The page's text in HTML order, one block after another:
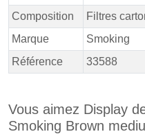
Composition
Filtres
Marque
Smoking
Référence
33588
Vous aimez Display
Smoking Brown